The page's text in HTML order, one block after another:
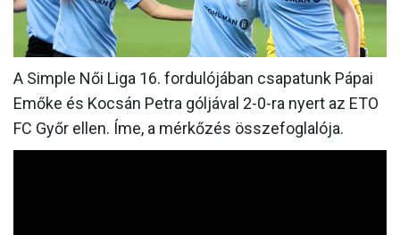
JELENTKEZÉS
KLUB
GALÉRIA
SZURKOLÓI ÉLMÉNYEK
SAJTÓ
A Simple Női Liga 16. fordulójában csapatunk Pápai
Emőke és Kocsán Petra góljával 2-0-ra nyert az ETO
FC Győr ellen. Íme, a mérkőzés összefoglalója.